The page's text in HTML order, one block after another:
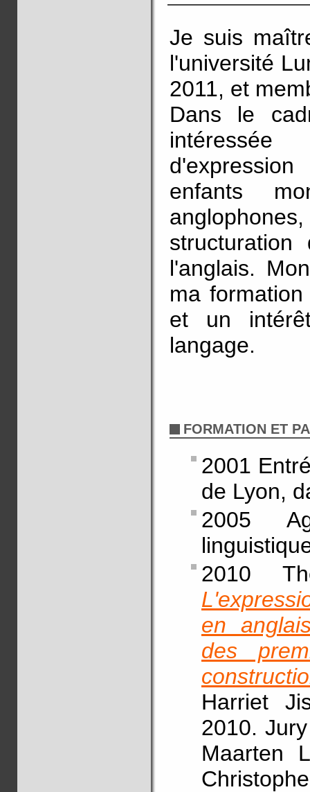
Je suis
l'université
2011, et
Dans le
enfants
l'anglais.
ma
et un
langage.
FORMATION ET
2001
de Lyon,
2005
2010
en
des
Harriet
2010.
Maarten